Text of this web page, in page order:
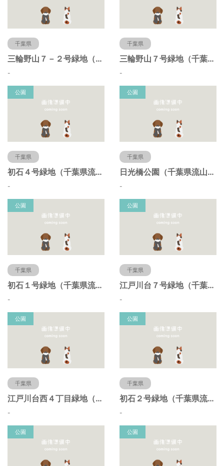
千葉県
三輪野山７－２号緑地（千葉県流山市）
-
千葉県
三輪野山７号緑地（千葉県流山市）
-
公園
千葉県
初石４号緑地（千葉県流山市）
-
公園
千葉県
日光橋公園（千葉県流山市）
-
公園
千葉県
初石１号緑地（千葉県流山市）
-
公園
千葉県
江戸川台７号緑地（千葉県流山市）
-
公園
千葉県
江戸川台西４丁目緑地（千葉県流山市）
-
公園
千葉県
初石２号緑地（千葉県流山市）
-
公園 公園